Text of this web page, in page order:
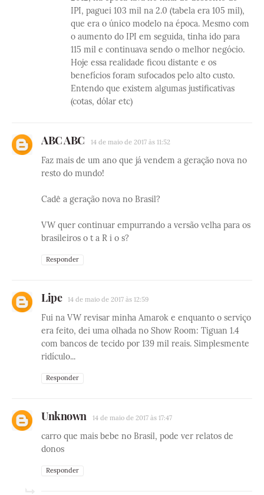
IPI, paguei 103 mil na 2.0 (tabela era 105 mil),
que era o único modelo na época. Mesmo com
o aumento do IPI em seguida, tinha ido para
115 mil e continuava sendo o melhor negócio.
Hoje essa realidade ficou distante e os
benefícios foram sufocados pelo alto custo.
Entendo que existem algumas justificativas
(cotas, dólar etc)
ABC ABC 14 de maio de 2017 às 11:52
Faz mais de um ano que já vendem a geração nova no
resto do mundo!
Cadê a geração nova no Brasil?
VW quer continuar empurrando a versão velha para os
brasileiros o t a R i o s?
Responder
Lipe 14 de maio de 2017 às 12:59
Fui na VW revisar minha Amarok e enquanto o serviço
era feito, dei uma olhada no Show Room: Tiguan 1.4
com bancos de tecido por 139 mil reais. Simplesmente
ridículo...
Responder
Unknown 14 de maio de 2017 às 17:47
carro que mais bebe no Brasil, pode ver relatos de
donos
Responder